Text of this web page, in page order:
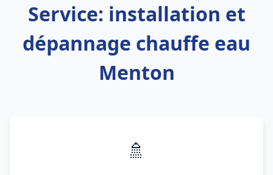
Service: installation et
dépannage chauffe eau
Menton
🚿